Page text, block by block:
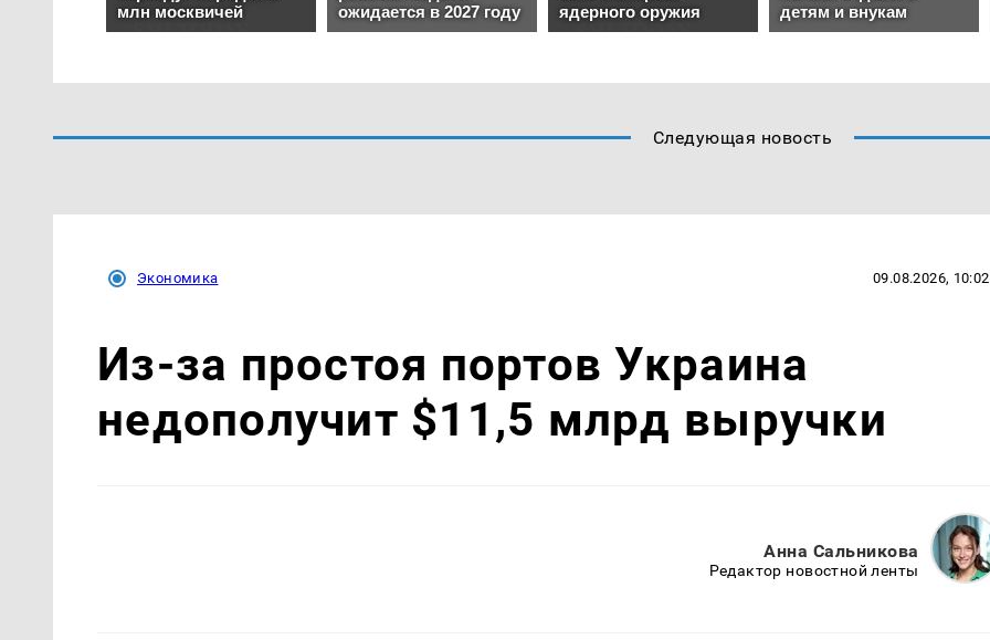
Следующая новость
Экономика 09.08.2026, 10:02
Из-за простоя портов Украина
недополучит $11,5 млрд выручки
Анна Сальникова
Редактор новостной ленты